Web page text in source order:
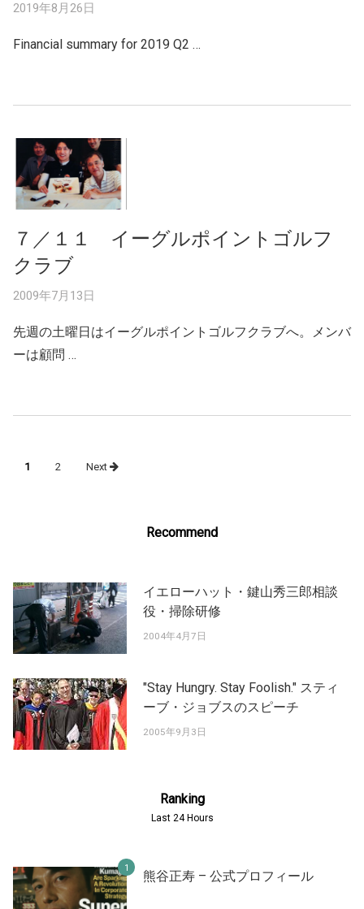
2019年8月26日
Financial summary for 2019 Q2 …
７／１１ イーグルポイントゴルフ
クラブ
2009年7月13日
先週の土曜日はイーグルポイントゴルフクラブへ。メンバ
ーは顧問 …
navigation
1 2 Next
Recommend
イエローハット・鍵山秀三郎相談
役・掃除研修
2004年4月7日
"Stay Hungry. Stay Foolish." スティ
ーブ・ジョブスのスピーチ
2005年9月3日
Ranking
Last 24 Hours
熊谷正寿 – 公式プロフィール